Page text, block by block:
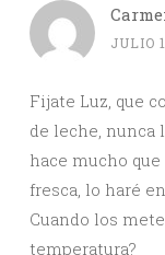
JULIO
Fijate Luz, que
de leche, nunca
hace mucho
fresca, lo haré
Cuando los
temperatura?